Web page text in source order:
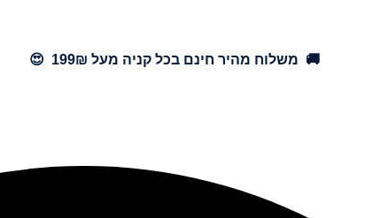
🚚 משלוח מהיר חינם בכל קניה מעל 199₪ 😍